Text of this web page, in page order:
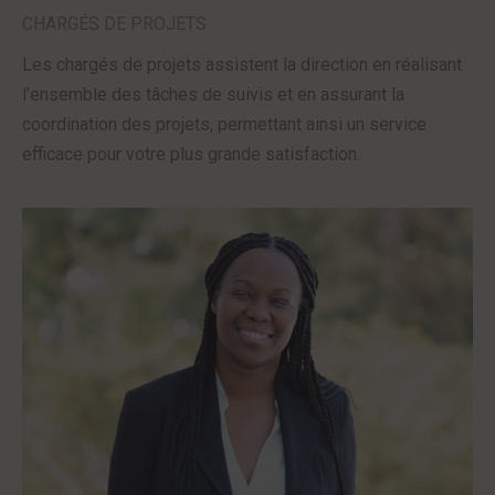
Les chargés de projets assistent la direction en réalisant
l’ensemble des tâches de suivis et en assurant la
coordination des projets, permettant ainsi un service
efficace pour votre plus grande satisfaction.